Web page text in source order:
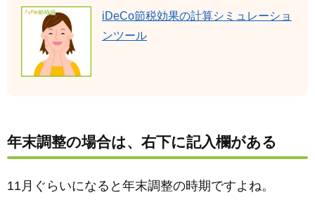
iDeCo節税効果の計算シミュレーショ
ンツール
年末調整の場合は、右下に記入欄がある
11月ぐらいになると年末調整の時期ですよね。